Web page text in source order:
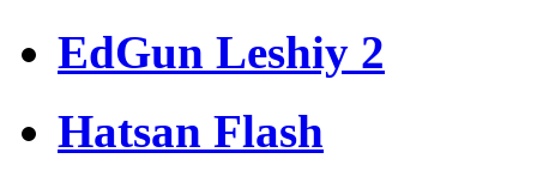
EdGun Leshiy 2
Hatsan Flash